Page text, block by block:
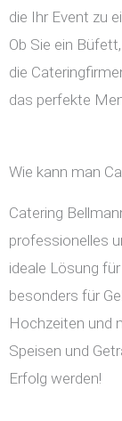
die Ihr Event zu
Ob Sie ein
die
das perfekte
Wie kann man
Catering
professionelles
ideale Lösung
besonders für
Hochzeiten und
Speisen und
Erfolg werden!